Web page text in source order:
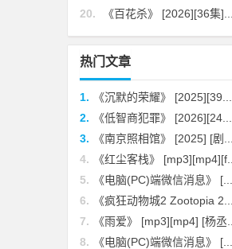
20.
《百花杀》 [2026][36集]...
热门文章
1.
《沉默的荣耀》 [2025][39...
2.
《低智商犯罪》 [2026][24...
3.
《南京照相馆》 [2025] [剧...
4.
《红尘客栈》 [mp3][mp4][f...
5.
《电脑(PC)端微信消息》 [...
6.
《疯狂动物城2 Zootopia 2...
7.
《雨爱》 [mp3][mp4] [杨丞...
8.
《电脑(PC)端微信消息》 [...